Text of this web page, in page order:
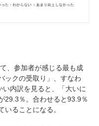
、参加者が感じる最も成
ックの受取り」、すなわ
い内訳を見ると、「大いに
29.3％。合わせると93.9％
ることになる。